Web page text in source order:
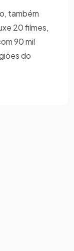
também
20 filmes,
90 mil
do